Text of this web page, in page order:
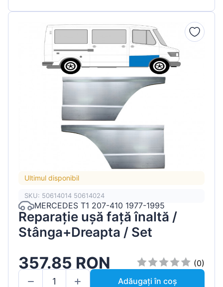
Ultimul disponibil
SKU: 50614014 50614024
MERCEDES T1 207-410 1977-1995
Reparație ușă față înaltă /
Stânga+Dreapta / Set
357.85 RON
(0)
Adăugați în coș